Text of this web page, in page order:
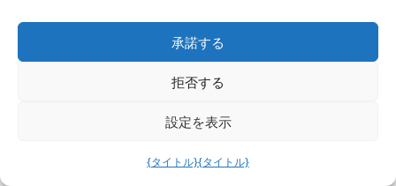
承諾する
拒否する
設定を表示
{タイトル}{タイトル}
らの問いの重要性を示しました。
が時として結論と解釈されることもあるかもしれま
います。私にとって、これは決して終わりではあり